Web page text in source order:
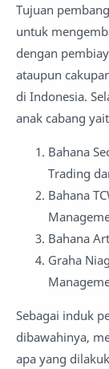
Tujuan
untuk
dengan
ataupun
di Indonesia.
anak cabang
Bahana
Trading
Bahana
Bahana
Graha
Sebagai induk
dibawahinya,
apa yang